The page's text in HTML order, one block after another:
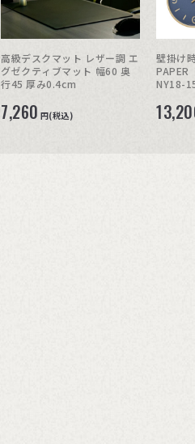
高級デスクマット レザー調 エ
グゼクティブマット 幅60 奥
行45 厚み0.4cm
7,260 円(税込)
壁掛け
PAPER トムソン ペーパー
NY18-